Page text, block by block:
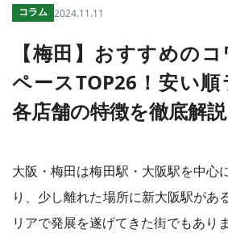
コワーキング運営DXシステム
その他
コラム 2024.11.11
【梅田】おすすめの
ペースTOP26！安い
各店舗の特徴を徹底解説
大阪・梅田は梅田駅・大阪駅を中心
り、少し離れた場所に新大阪駅があ
リアで発展を遂げてきた街でもありま